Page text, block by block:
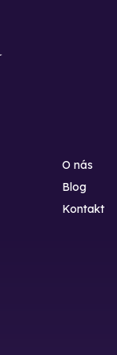
O nás
Blog
Kontakt